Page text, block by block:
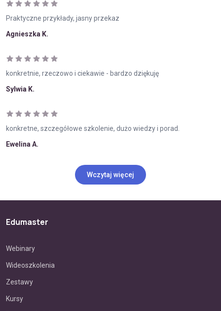
Praktyczne przykłady, jasny przekaz
Agnieszka K.
konkretnie, rzeczowo i ciekawie - bardzo dziękuję
Sylwia K.
konkretne, szczegółowe szkolenie, dużo wiedzy i porad.
Ewelina A.
Wczytaj więcej
Edumaster
Webinary
Wideoszkolenia
Zestawy
Kursy